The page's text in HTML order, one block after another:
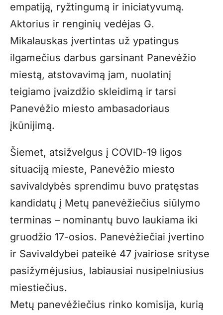
empatiją, ryžtingumą ir iniciatyvumą.
Aktorius ir renginių vedėjas G.
Mikalauskas įvertintas už ypatingus
ilgamečius darbus garsinant Panevėžio
miestą, atstovavimą jam, nuolatinį
teigiamo įvaizdžio skleidimą ir tarsi
Panevėžio miesto ambasadoriaus
įkūnijimą.
Šiemet, atsižvelgus į COVID-19 ligos
situaciją mieste, Panevėžio miesto
savivaldybės sprendimu buvo pratęstas
kandidatų į Metų panevėžiečius siūlymo
terminas – nominantų buvo laukiama iki
gruodžio 17-osios. Panevėžiečiai įvertino
ir Savivaldybei pateikė 47 įvairiose srityse
pasižymėjusius, labiausiai nusipelniusius
miestiečius.
Metų panevėžiečius rinko komisija, kurią